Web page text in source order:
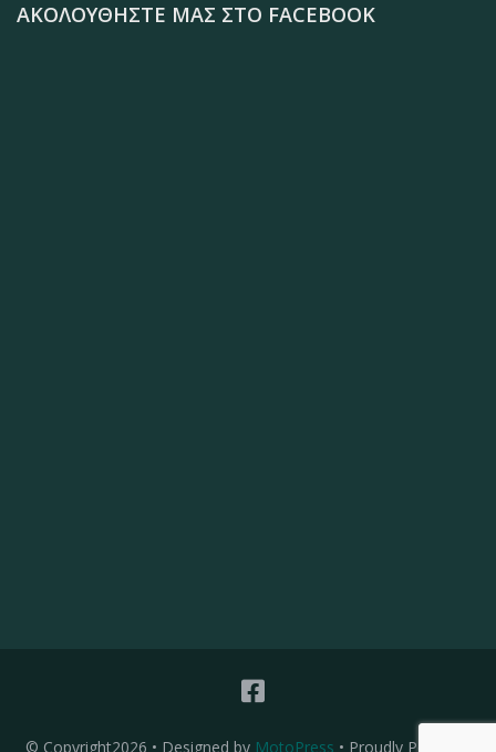
ΑΚΟΛΟΥΘΉΣΤΕ ΜΑΣ ΣΤΟ FACEBOOK
© Copyright2026 • Designed by MotoPress • Proudly Powered